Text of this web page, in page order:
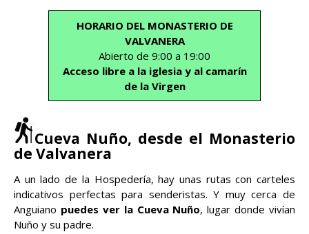
HORARIO DEL MONASTERIO DE
VALVANERA
Abierto de 9:00 a 19:00
Acceso libre a la iglesia y al camarín
de la Virgen
Cueva Nuño, desde el Monasterio
de Valvanera
A un lado de la Hospedería, hay unas rutas con carteles
indicativos perfectas para senderistas. Y muy cerca de
Anguiano puedes ver la Cueva Nuño, lugar donde vivían
Nuño y su padre.